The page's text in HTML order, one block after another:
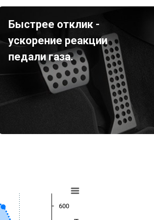
Быстрее отклик -
ускорение реакции
педали газа.
600